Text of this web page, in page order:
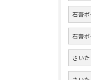
石膏
石膏
さい